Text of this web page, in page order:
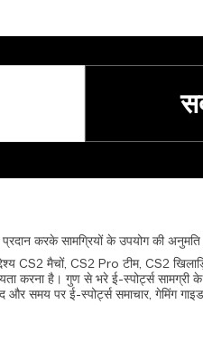
प्रदान करके सामग्रियों के उपयोग की अनुमति
CS2 मैचों, CS2 Pro टीम, CS2
करना है। गुण से भरे ई-स्पोर्ट्स
समय पर ई-स्पोर्ट्स समाचार, गेमिंग